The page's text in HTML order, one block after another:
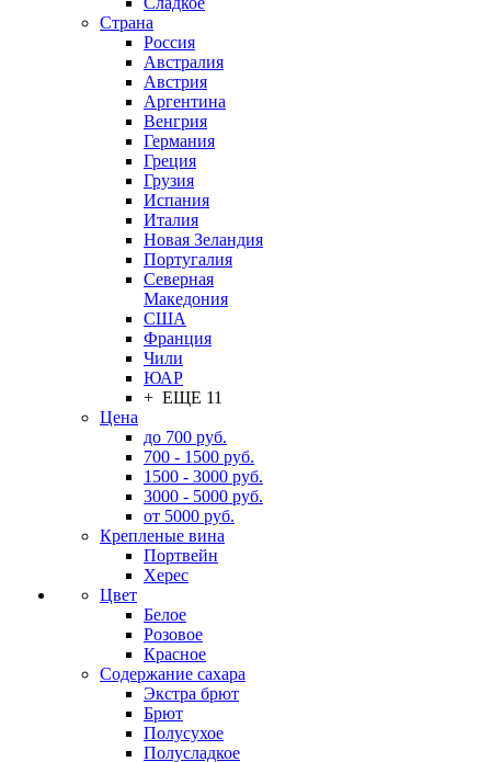
Страна
Россия
Австралия
Австрия
Аргентина
Венгрия
Германия
Греция
Грузия
Испания
Италия
Новая Зеландия
Португалия
Северная
Македония
США
Франция
Чили
ЮАР
+ ЕЩЕ 11
Цена
до 700 руб.
700 - 1500 руб.
1500 - 3000 руб.
3000 - 5000 руб.
от 5000 руб.
Крепленые вина
Портвейн
Херес
Цвет
Белое
Розовое
Красное
Содержание сахара
Экстра брют
Брют
Полусухое
Полусладкое